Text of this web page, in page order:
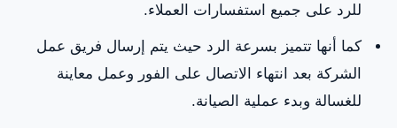
للرد على جميع استفسارات العملاء.
كما أنها تتميز بسرعة الرد حيث يتم إرسال فريق عمل
الشركة بعد انتهاء الاتصال على الفور وعمل معاينة
للغسالة وبدء عملية الصيانة.